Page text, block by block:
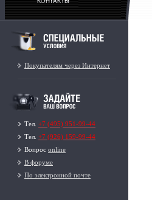
Покупателям через Интернет
Тел. +7 (495) 951-99-44
Тел. +7 (926) 159-99-44
Вопрос online
В форуме
По электронной почте